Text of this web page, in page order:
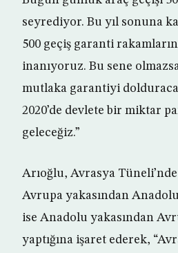
seyrediyor. Bu yıl sonuna
500 geçiş garanti
inanıyoruz. Bu sene
mutlaka garantiyi
2020’de devlete bir miktar
geleceğiz.”
Arıoğlu, Avrasya
Avrupa yakasından
ise Anadolu yakasından
yaptığına işaret ederek,